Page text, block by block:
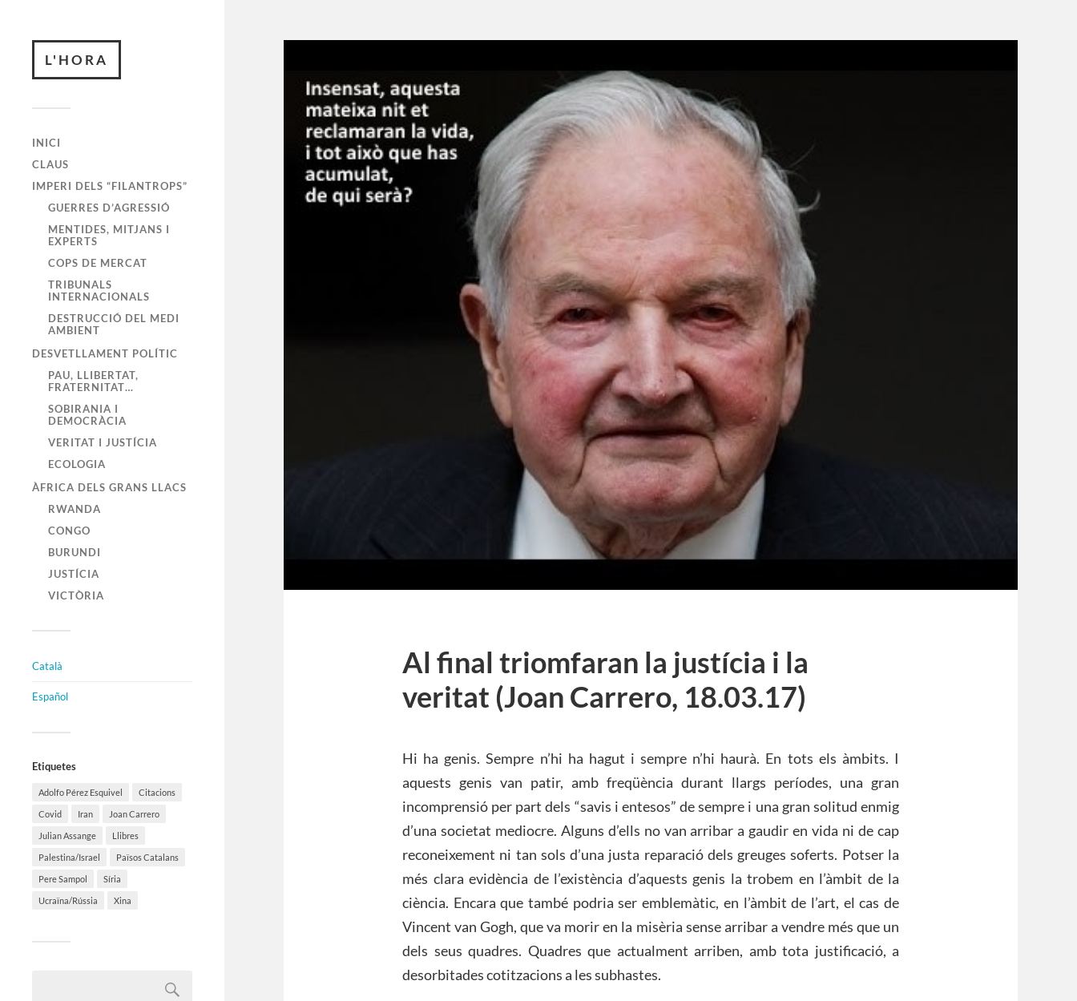
L'HORA
INICI
CLAUS
IMPERI DELS “FILANTROPS”
GUERRES D’AGRESSIÓ
MENTIDES, MITJANS I
EXPERTS
COPS DE MERCAT
TRIBUNALS
INTERNACIONALS
DESTRUCCIÓ DEL MEDI
AMBIENT
DESVETLLAMENT POLÍTIC
PAU, LLIBERTAT,
FRATERNITAT…
SOBIRANIA I
DEMOCRÀCIA
VERITAT I JUSTÍCIA
ECOLOGIA
ÀFRICA DELS GRANS LLACS
RWANDA
CONGO
BURUNDI
JUSTÍCIA
VICTÒRIA
Català
Español
Etiquetes
Adolfo Pérez Esquivel Citacions
Covid Iran Joan Carrero
Julian Assange Llibres
Palestina/Israel Països Catalans
Pere Sampol Síria
Ucraïna/Rússia Xina
Al final triomfaran la justícia i la
veritat (Joan Carrero, 18.03.17)
Hi ha genis. Sempre n’hi ha hagut i sempre n’hi haurà. En tots els àmbits. I
aquests genis van patir, amb freqüència durant llargs períodes, una gran
incomprensió per part dels “savis i entesos” de sempre i una gran solitud enmig
d’una societat mediocre. Alguns d’ells no van arribar a gaudir en vida ni de cap
reconeixement ni tan sols d’una justa reparació dels greuges soferts. Potser la
més clara evidència de l’existència d’aquests genis la trobem en l’àmbit de la
ciència. Encara que també podria ser emblemàtic, en l’àmbit de l’art, el cas de
Vincent van Gogh, que va morir en la misèria sense arribar a vendre més que un
dels seus quadres. Quadres que actualment arriben, amb tota justificació, a
desorbitades cotitzacions a les subhastes.